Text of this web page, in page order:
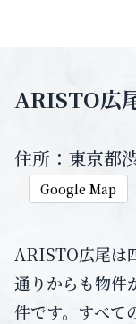
ARISTO広
住所：東京都
Google Map
ARISTO広尾は
通りからも物件
件です。すべて